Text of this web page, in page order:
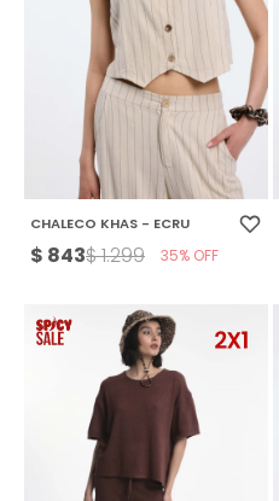
CHALECO KHAS - ECRU
$ 843$1.299 35